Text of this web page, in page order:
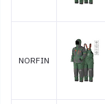
NORFIN